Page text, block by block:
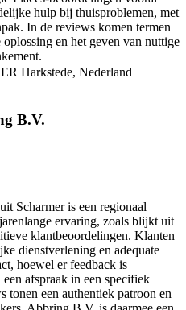
hulp bij thuisproblemen, met
In de reviews komen termen
oplossing en het geven van nuttige
Harkstede, Nederland
B.V.
Scharmer is een regionaal
ervaring, zoals blijkt uit
klantbeoordelingen. Klanten
dienstverlening en adequate
hoewel er feedback is
afspraak in een specifiek
tonen een authentiek patroon en